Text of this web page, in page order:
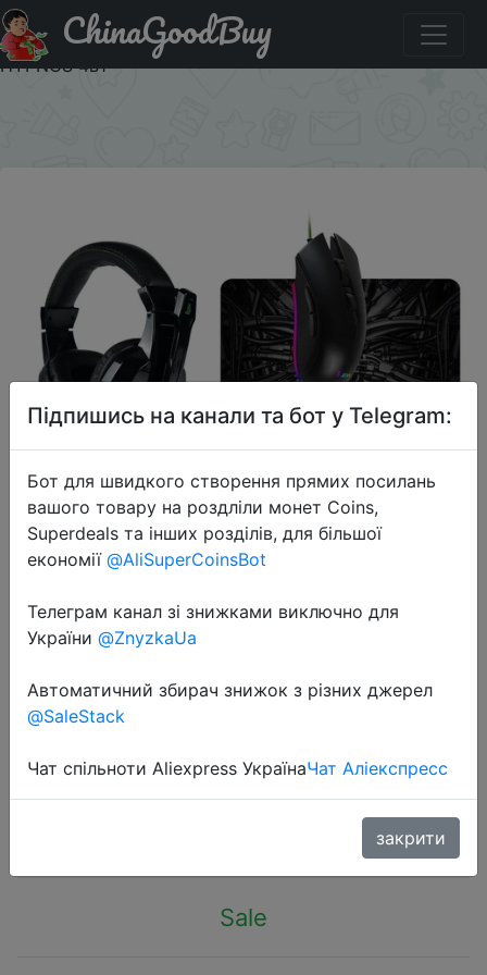
Придбати по акціи Комплект клавиатура + мышь +
гарнитура + коврик SmartBuy SBC-777G-K RUSH
HYPNOS 4в1
ChinaGoodBuy
Комплект клавиатура + мышь +
гарнитура + коврик SmartBuy
Sale
Підпишись на канали та бот у Telegram:
Бот для швидкого створення прямих посилань
вашого товару на роздліли монет Coins,
Superdeals та інших розділів, для більшої
економії @AliSuperCoinsBot
Телеграм канал зі знижками виключно для
України @ZnyzkaUa
Автоматичний збирач знижок з різних джерел
@SaleStack
Чат спільноти Aliexpress УкраїнаЧат Аліекспресс
закрити